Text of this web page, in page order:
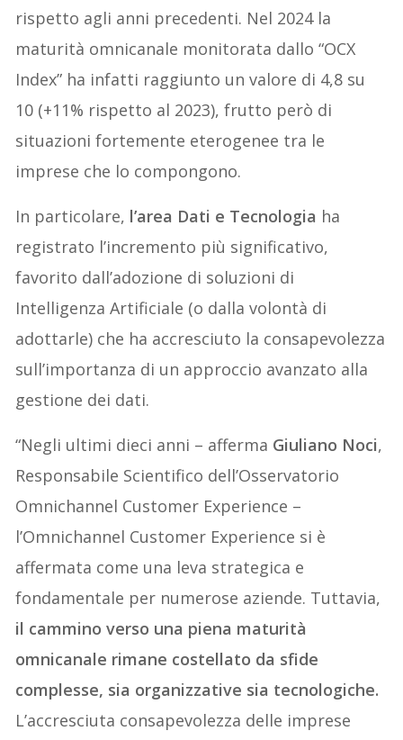
rispetto agli anni precedenti. Nel 2024 la
maturità omnicanale monitorata dallo “OCX
Index” ha infatti raggiunto un valore di 4,8 su
10 (+11% rispetto al 2023), frutto però di
situazioni fortemente eterogenee tra le
imprese che lo compongono.
In particolare, l’area Dati e Tecnologia ha
registrato l’incremento più significativo,
favorito dall’adozione di soluzioni di
Intelligenza Artificiale (o dalla volontà di
adottarle) che ha accresciuto la consapevolezza
sull’importanza di un approccio avanzato alla
gestione dei dati.
“Negli ultimi dieci anni – afferma Giuliano Noci,
Responsabile Scientifico dell’Osservatorio
Omnichannel Customer Experience –
l’Omnichannel Customer Experience si è
affermata come una leva strategica e
fondamentale per numerose aziende. Tuttavia,
il cammino verso una piena maturità
omnicanale rimane costellato da sfide
complesse, sia organizzative sia tecnologiche.
L’accresciuta consapevolezza delle imprese